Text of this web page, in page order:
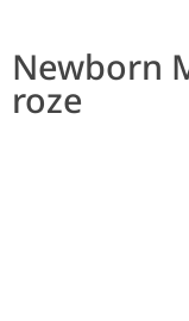
Newborn
roze